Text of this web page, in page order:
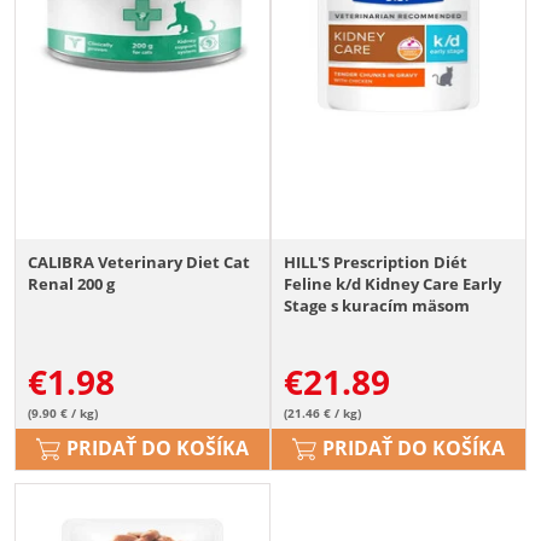
CALIBRA Veterinary Diet Cat
Renal 200 g
€1.98
(9.90 € / kg)
PRIDAŤ DO KOŠÍKA
HILL'S Prescription Diét
Feline k/d Kidney Care Early
Stage s kuracím mäsom
€21.89
(21.46 € / kg)
PRIDAŤ DO KOŠÍKA